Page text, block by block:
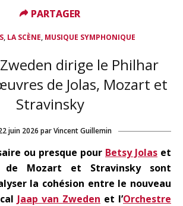
, LA SCÈNE, MUSIQUE SYMPHONIQUE
Zweden dirige le Philhar
de Jolas, Mozart et
Stravinsky
juin 2026 par Vincent Guillemin
ou presque pour Betsy Jolas et
de Mozart et Stravinsky sont
la cohésion entre le nouveau
Jaap van Zweden et l’Orchestre
PARTAGER
PARTAGER